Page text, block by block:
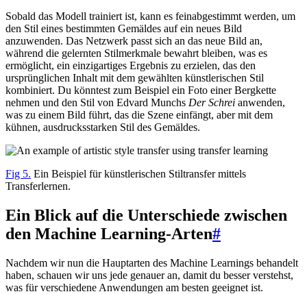
Sobald das Modell trainiert ist, kann es feinabgestimmt werden, um
den Stil eines bestimmten Gemäldes auf ein neues Bild
anzuwenden. Das Netzwerk passt sich an das neue Bild an,
während die gelernten Stilmerkmale bewahrt bleiben, was es
ermöglicht, ein einzigartiges Ergebnis zu erzielen, das den
ursprünglichen Inhalt mit dem gewählten künstlerischen Stil
kombiniert. Du könntest zum Beispiel ein Foto einer Bergkette
nehmen und den Stil von Edvard Munchs Der Schrei anwenden,
was zu einem Bild führt, das die Szene einfängt, aber mit dem
kühnen, ausdrucksstarken Stil des Gemäldes.
Fig 5. Ein Beispiel für künstlerischen Stiltransfer mittels
Transferlernen.
Ein Blick auf die Unterschiede zwischen
den Machine Learning-Arten#
Nachdem wir nun die Hauptarten des Machine Learnings behandelt
haben, schauen wir uns jede genauer an, damit du besser verstehst,
was für verschiedene Anwendungen am besten geeignet ist.